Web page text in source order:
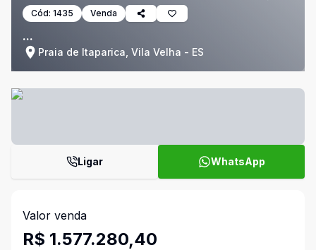
Cód: 1435 Venda
...
Praia de Itaparica, Vila Velha - ES
Ligar WhatsApp
Valor venda
R$ 1.577.280,40